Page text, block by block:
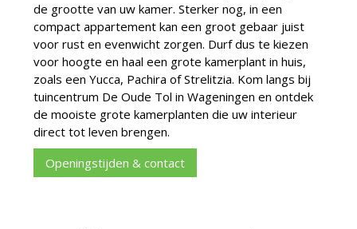
de grootte van uw kamer. Sterker nog, in een
compact appartement kan een groot gebaar juist
voor rust en evenwicht zorgen. Durf dus te kiezen
voor hoogte en haal een grote kamerplant in huis,
zoals een Yucca, Pachira of Strelitzia. Kom langs bij
tuincentrum De Oude Tol in Wageningen en ontdek
de mooiste grote kamerplanten die uw interieur
direct tot leven brengen.
Openingstijden & contact